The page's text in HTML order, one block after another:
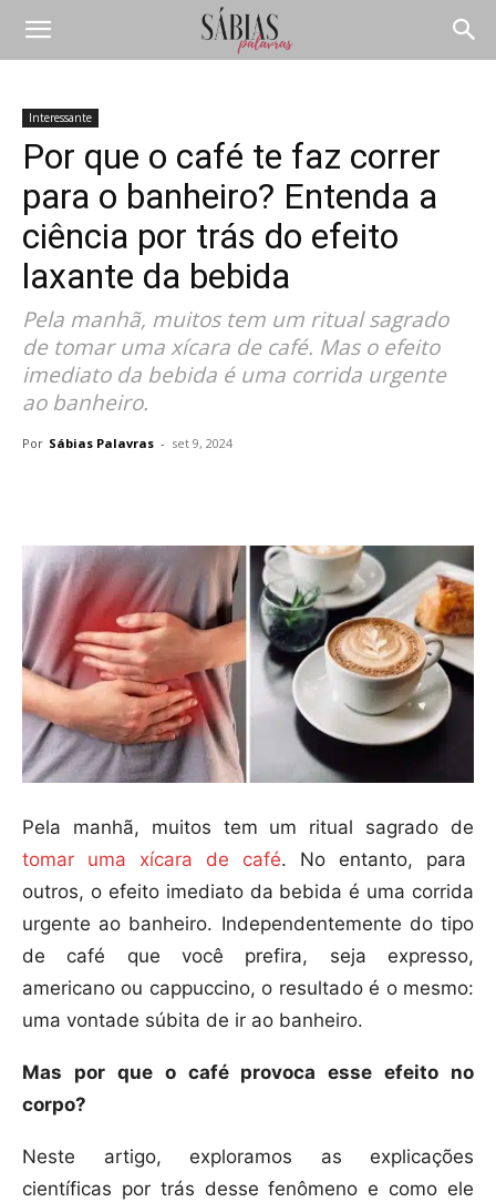
Interessante
Por que o café te faz correr
para o banheiro? Entenda a
ciência por trás do efeito
laxante da bebida
Pela manhã, muitos tem um ritual sagrado
de tomar uma xícara de café. Mas o efeito
imediato da bebida é uma corrida urgente
ao banheiro.
Por Sábias Palavras - set 9, 2024
Pela manhã, muitos tem um ritual sagrado de
tomar uma xícara de café. No entanto, para
outros, o efeito imediato da bebida é uma corrida
urgente ao banheiro. Independentemente do tipo
de café que você prefira, seja expresso,
americano ou cappuccino, o resultado é o mesmo:
uma vontade súbita de ir ao banheiro.
Mas por que o café provoca esse efeito no
corpo?
Neste artigo, exploramos as explicações
científicas por trás desse fenômeno e como ele